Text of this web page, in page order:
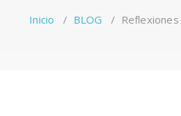
Inicio / BLOG /